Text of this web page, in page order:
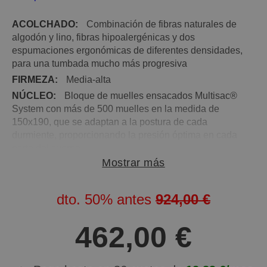
ACOLCHADO:
Combinación de fibras naturales de
algodón y lino, fibras hipoalergénicas y dos
espumaciones ergonómicas de diferentes densidades,
para una tumbada mucho más progresiva
FIRMEZA:
Media-alta
NÚCLEO:
Bloque de muelles ensacados Multisac®
System con más de 500 muelles en la medida de
150x190, que se adaptan a la postura de cada
Tejido a base de bambú, de
continua circulación del aire en el interior del colchón
del bloque de muelles ensacados del núcleo, se
encuentra protegido por bloques de espumación de
Mostrar más
dto. 50% antes 924,00 €
462,00 €